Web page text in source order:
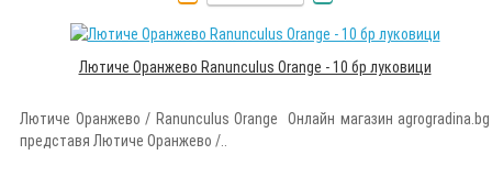
Лютиче Оранжево Ranunculus Orange - 10 бр луковици
Лютиче Оранжево / Ranunculus Orange Онлайн магазин agrogradina.bg
представя Лютиче Оранжево /..